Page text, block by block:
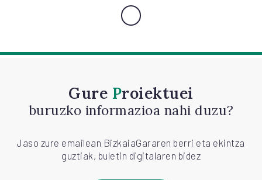
Gure Proiektuei
buruzko informazioa nahi duzu?
Jaso zure emailean BizkaiaGararen berri eta ekintza
guztiak, buletin digitalaren bidez